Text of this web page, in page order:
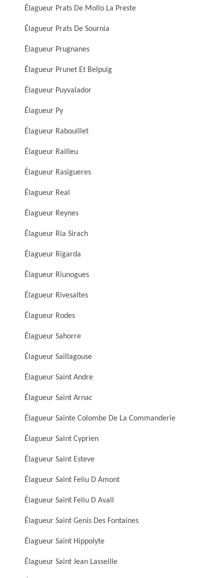
Élagueur Prats De Mollo La Preste
Élagueur Prats De Sournia
Élagueur Prugnanes
Élagueur Prunet Et Belpuig
Élagueur Puyvalador
Élagueur Py
Élagueur Rabouillet
Élagueur Railleu
Élagueur Rasigueres
Élagueur Real
Élagueur Reynes
Élagueur Ria Sirach
Élagueur Rigarda
Élagueur Riunogues
Élagueur Rivesaltes
Élagueur Rodes
Élagueur Sahorre
Élagueur Saillagouse
Élagueur Saint Andre
Élagueur Saint Arnac
Élagueur Sainte Colombe De La Commanderie
Élagueur Saint Cyprien
Élagueur Saint Esteve
Élagueur Saint Feliu D Amont
Élagueur Saint Feliu D Avall
Élagueur Saint Genis Des Fontaines
Élagueur Saint Hippolyte
Élagueur Saint Jean Lasseille